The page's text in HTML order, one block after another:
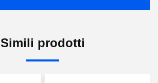
Simili prodotti